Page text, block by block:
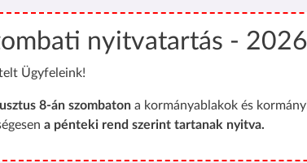
nyitvatartás -
Ügyfeleink!
8-án szombaton a kormányablakok és
a pénteki rend szerint tartanak nyitva.